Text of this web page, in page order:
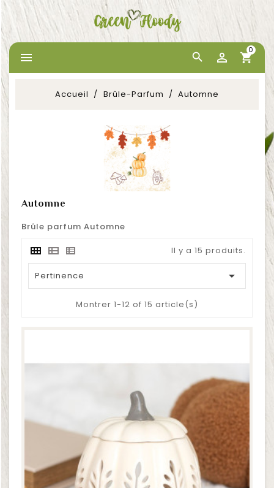


0
Accueil Brûle-Parfum Automne
Automne
Brûle parfum Automne
Il y a 15 produits.
Pertinence 
Montrer 1-12 of 15 article(s)